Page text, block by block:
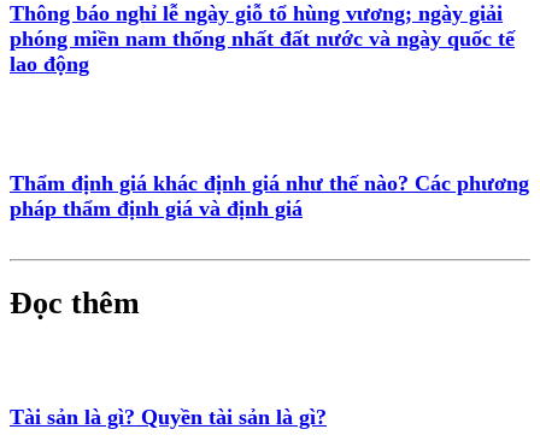
Thông báo nghỉ lễ ngày giỗ tổ hùng vương; ngày giải
phóng miền nam thống nhất đất nước và ngày quốc tế
lao động
Thẩm định giá khác định giá như thế nào? Các phương
pháp thẩm định giá và định giá
Đọc thêm
Tài sản là gì? Quyền tài sản là gì?